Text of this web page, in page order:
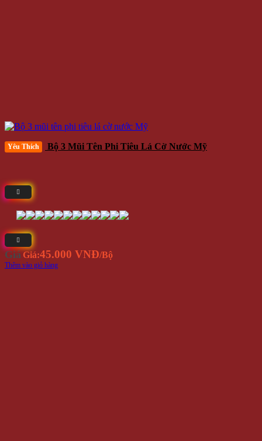
Yêu Thích Bộ 3 Mũi Tên Phi Tiêu Lá Cờ Nước Mỹ
Giá Giá:45.000 VNĐ/Bộ
Thêm vào giỏ hàng